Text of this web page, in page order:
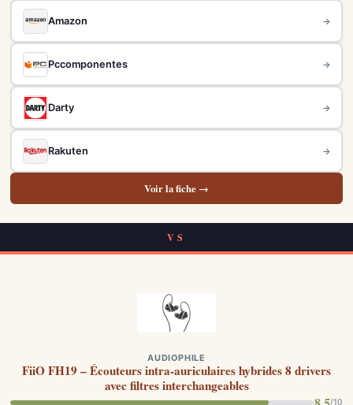
Amazon →
Pccomponentes →
Darty →
Rakuten →
Voir la fiche →
VS
AUDIOPHILE
FiiO FH19 – Écouteurs intra-auriculaires hybrides 8 drivers
avec filtres interchangeables
/10